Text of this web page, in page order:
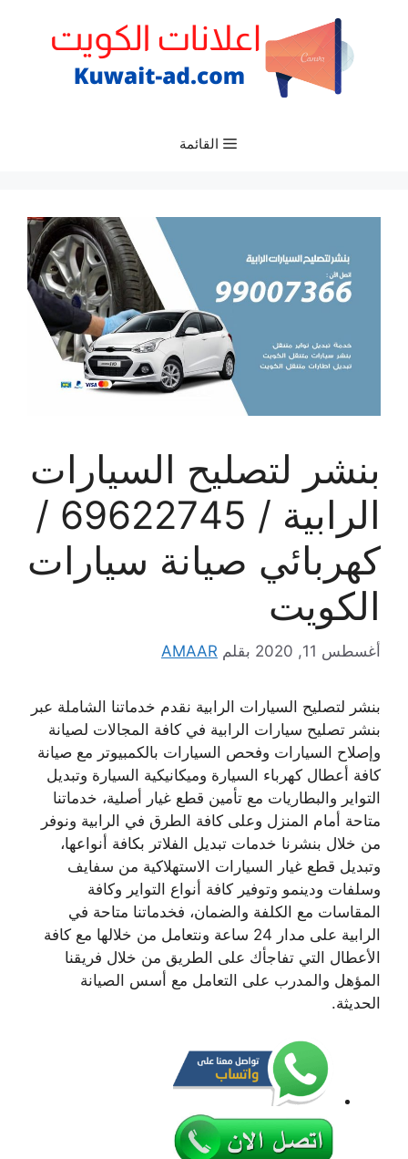
القائمة
بنشر لتصليح السيارات
الرابية / 69622745 /
كهربائي صيانة سيارات
الكويت
أغسطس 11, 2020 بقلم AMAAR
بنشر لتصليح السيارات الرابية نقدم خدماتنا الشاملة عبر
بنشر تصليح سيارات الرابية في كافة المجالات لصيانة
وإصلاح السيارات وفحص السيارات بالكمبيوتر مع صيانة
كافة أعطال كهرباء السيارة وميكانيكية السيارة وتبديل
التواير والبطاريات مع تأمين قطع غيار أصلية، خدماتنا
متاحة أمام المنزل وعلى كافة الطرق في الرابية ونوفر
من خلال بنشرنا خدمات تبديل الفلاتر بكافة أنواعها،
وتبديل قطع غيار السيارات الاستهلاكية من سفايف
وسلفات ودينمو وتوفير كافة أنواع التواير وكافة
المقاسات مع الكلفة والضمان، فخدماتنا متاحة في
الرابية على مدار 24 ساعة ونتعامل من خلالها مع كافة
الأعطال التي تفاجأك على الطريق من خلال فريقنا
المؤهل والمدرب على التعامل مع أسس الصيانة
الحديثة.